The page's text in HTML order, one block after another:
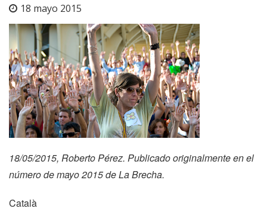
18 mayo 2015
18/05/2015, Roberto Pérez. Publicado originalmente en el
número de mayo 2015 deLa Brecha.
Català